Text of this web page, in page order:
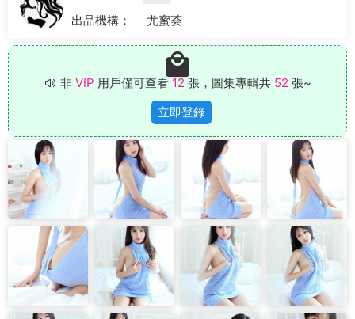
出品機構：
尤蜜荟
非 VIP 用戶僅可查看 12 張，圖集專輯共 52 張~
立即登錄